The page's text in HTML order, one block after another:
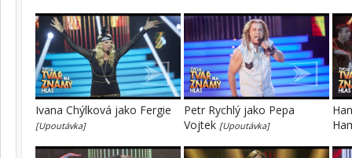
Ivana Chýlková jako Fergie
[Upoutávka]
Petr Rychlý jako Pepa
Vojtek [Upoutávka]